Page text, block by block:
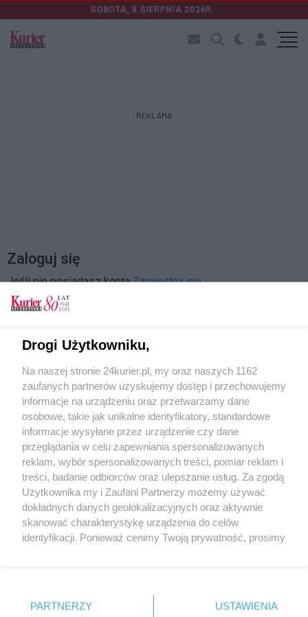
SOBOTA, 8 SIERPNIA 2026R.
REKLAMA
Zaloguj się
Jeśli nie posiadasz kontaZarejestruj się
Zapamiętać?
Zaloguj
Zapomniałem hasła
Copyright © 2022 Kurier Szczeciński sp. z o.o.
Drogi Użytkowniku,
Na naszej stronie 24kurier.pl, my oraz naszych 1162
zaufanych partnerów uzyskujemy dostęp i przechowujemy
informacje na urządzeniu oraz przetwarzamy dane
osobowe, takie jak unikalne identyfikatory, standardowe
informacje wysyłane przez urządzenie czy dane
przeglądania w celu zapewniania spersonalizowanych
reklam, wybór spersonalizowanych treści, pomiar reklam i
treści, badanie odbiorców oraz ulepszanie usług. Za zgodą
Użytkownika my i Zaufani Partnerzy możemy używać
dokładnych danych geolokalizacyjnych oraz aktywnie
skanować charakterystykę urządzenia do celów
identyfikacji. Ponieważ cenimy Twoją prywatność, prosimy
prywatności znajdujący się w lewym dolnym rogu strony
. Niektóre rodzaje przetwarzania danych nie wymagają
PARTNERZY USTAWIENIA